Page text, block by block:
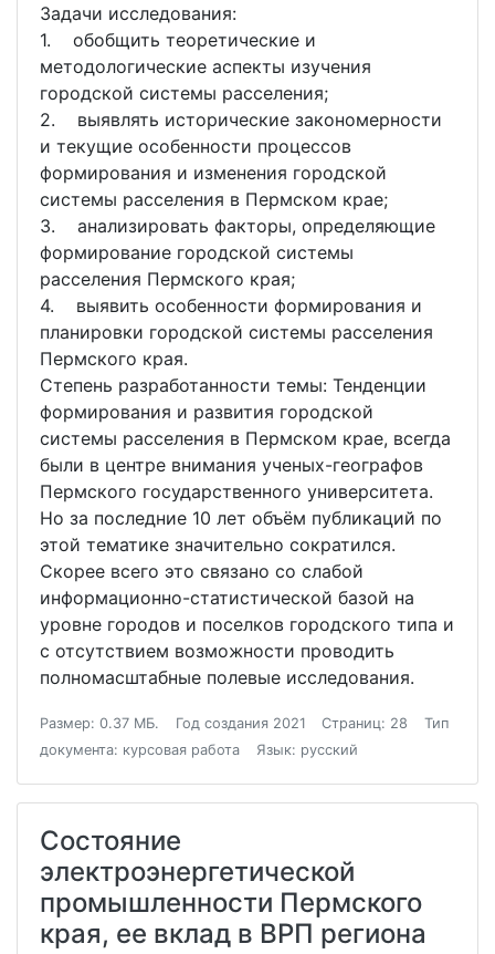
Задачи исследования:
1. обобщить теоретические и
методологические аспекты изучения
городской системы расселения;
2. выявлять исторические закономерности
и текущие особенности процессов
формирования и изменения городской
системы расселения в Пермском крае;
3. анализировать факторы, определяющие
формирование городской системы
расселения Пермского края;
4. выявить особенности формирования и
планировки городской системы расселения
Пермского края.
Степень разработанности темы: Тенденции
формирования и развития городской
системы расселения в Пермском крае, всегда
были в центре внимания ученых-географов
Пермского государственного университета.
Но за последние 10 лет объём публикаций по
этой тематике значительно сократился.
Скорее всего это связано со слабой
информационно-статистической базой на
уровне городов и поселков городского типа и
с отсутствием возможности проводить
полномасштабные полевые исследования.
Размер: 0.37 МБ. Год создания 2021 Страниц: 28
Тип
документа: курсовая работа
Язык: русский
Состояние
электроэнергетической
промышленности Пермского
края, ее вклад в ВРП региона